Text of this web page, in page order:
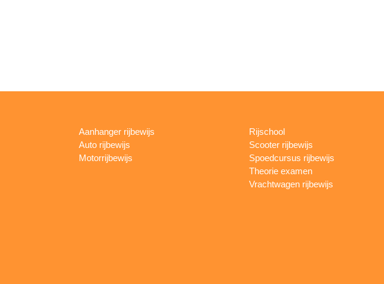
Aanhanger rijbewijs
Auto rijbewijs
Motorrijbewijs
Rijschool
Scooter rijbewijs
Spoedcursus rijbewijs
Theorie examen
Vrachtwagen rijbewijs